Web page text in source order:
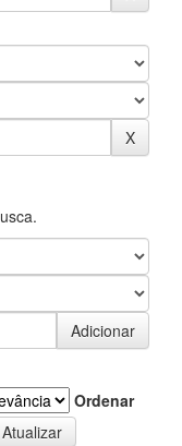
Ordenar